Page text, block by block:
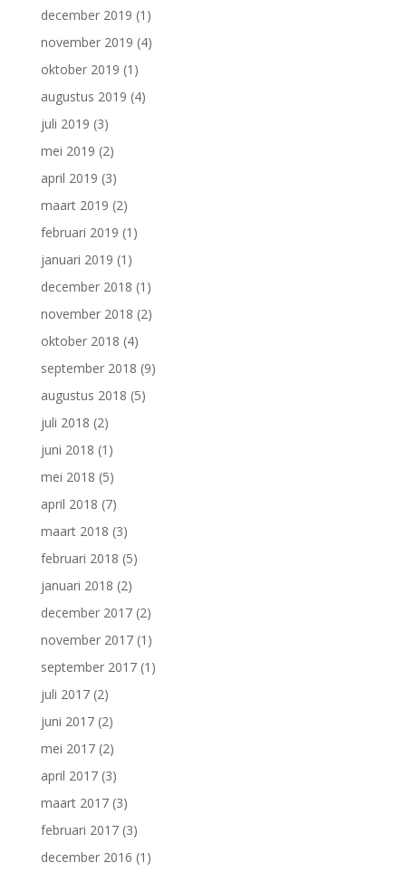
december 2019 (1)
november 2019 (4)
oktober 2019 (1)
augustus 2019 (4)
juli 2019 (3)
mei 2019 (2)
april 2019 (3)
maart 2019 (2)
februari 2019 (1)
januari 2019 (1)
december 2018 (1)
november 2018 (2)
oktober 2018 (4)
september 2018 (9)
augustus 2018 (5)
juli 2018 (2)
juni 2018 (1)
mei 2018 (5)
april 2018 (7)
maart 2018 (3)
februari 2018 (5)
januari 2018 (2)
december 2017(2)
november 2017(1)
september 2017(1)
juli 2017(2)
juni 2017(2)
mei 2017(2)
april 2017(3)
maart 2017(3)
februari 2017(3)
december 2016 (1)